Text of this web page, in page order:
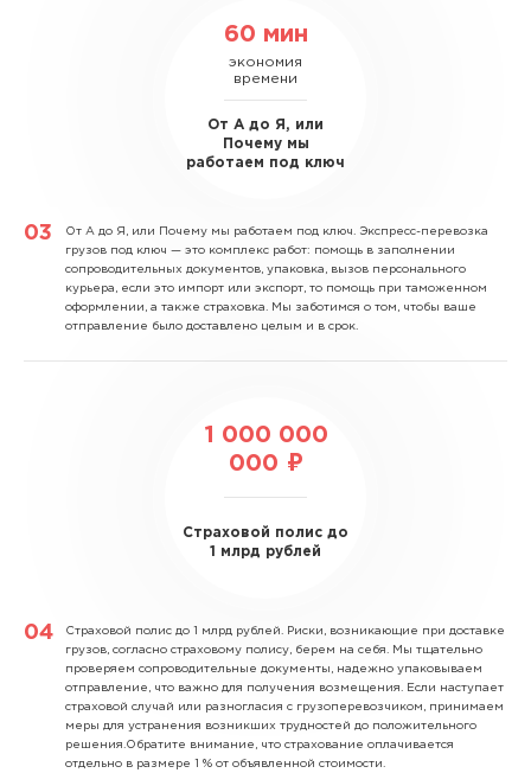
60 мин
экономия
времени
От А до Я, или
Почему мы
работаем под ключ
От А до Я, или Почему мы работаем под ключ. Экспресс-перевозка
грузов под ключ — это комплекс работ: помощь в заполнении
сопроводительных документов, упаковка, вызов персонального
курьера, если это импорт или экспорт, то помощь при таможенном
оформлении, а также страховка. Мы заботимся о том, чтобы ваше
отправление было доставлено целым и в срок.
1 000 000
000 ₽
Страховой полис до
1 млрд рублей
Страховой полис до 1 млрд рублей. Риски, возникающие при доставке
грузов, согласно страховому полису, берем на себя. Мы тщательно
проверяем сопроводительные документы, надежно упаковываем
отправление, что важно для получения возмещения. Если наступает
страховой случай или разногласия с грузоперевозчиком, принимаем
меры для устранения возникших трудностей до положительного
решения.Обратите внимание, что страхование оплачивается
отдельно в размере 1 % от объявленной стоимости.